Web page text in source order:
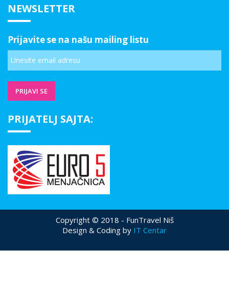
NEWSLETTER
Prijavite se na našu mailing listu
PRIJATELJ SAJTA:
Copyright © 2018 - FunTravel Niš
Design & Coding by IT Centar